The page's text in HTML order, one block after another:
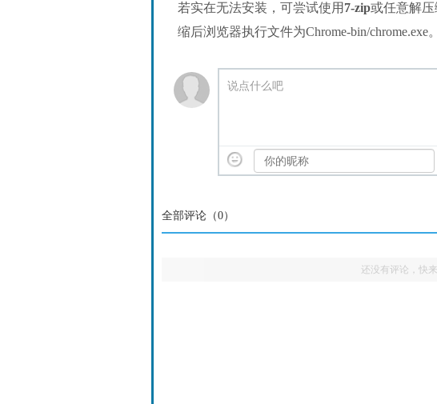
若实在无法安装，可尝试使用 7-zip或任意解
缩后浏览器执行文件为Chrome-bin/chrome.exe。
说点什么吧
全部评论（0）
还没有评论，快